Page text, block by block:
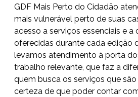
GDF Mais Perto do Cidadão
mais vulnerável perto de suas
acesso a serviços essenciais e a
oferecidas durante cada edição
levamos atendimento à porta
trabalho relevante, que faz a
quem busca os serviços que
certeza de que poder contar